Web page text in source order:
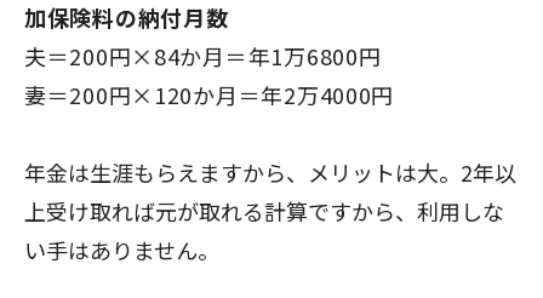
加保険料の納付月数
夫＝200円×84か月＝年1万6800円
妻＝200円×120か月＝年2万4000円
年金は生涯もらえますから、メリットは大。2年以
上受け取れば元が取れる計算ですから、利用しな
い手はありません。